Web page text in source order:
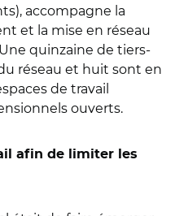
accompagne la
et la mise en réseau
quinzaine de tiers-
réseau et huit sont en
de travail
ouverts.
afin de limiter les